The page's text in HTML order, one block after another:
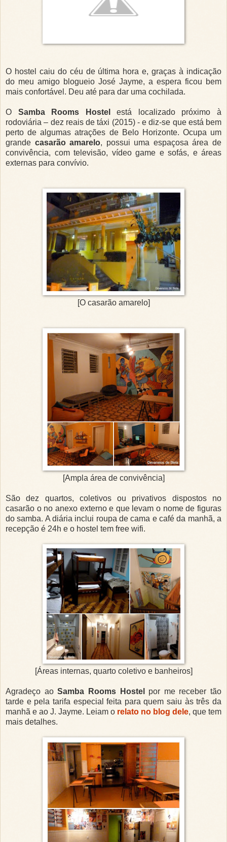
O hostel caiu do céu de última hora e, graças à indicação
do meu amigo blogueio José Jayme, a espera ficou bem
mais confortável. Deu até para dar uma cochilada.
O Samba Rooms Hostel
está localizado próximo à
rodoviária – dez reais de táxi (2015) - e diz-se que está bem
perto de algumas atrações de Belo Horizonte. Ocupa um
grande casarão amarelo, possui uma espaçosa área de
convivência, com televisão, vídeo game e sofás, e áreas
externas para convívio.
[O casarão amarelo]
[Ampla área de convivência]
São dez quartos, coletivos ou privativos dispostos no
casarão o no anexo externo e que levam o nome de figuras
do samba. A diária inclui roupa de cama e café da manhã, a
recepção é 24h e o hostel tem free wifi.
[Áreas internas, quarto coletivo e banheiros]
Agradeço aoSamba Rooms Hostel
por me receber tão
tarde e pela tarifa especial feita para quem saiu às três da
manhã e ao J. Jayme. Leiam o relato no blog dele, que tem
mais detalhes.